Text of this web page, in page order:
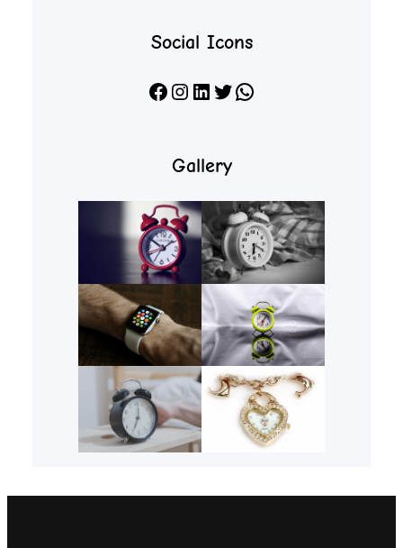
Social Icons
Facebook Instagram LinkedIn X WhatsApp
Gallery